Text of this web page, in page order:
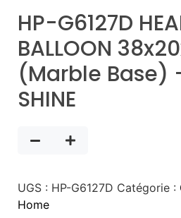
HP-G6127D
BALLOON
(marble Base)
SHINE
UGS : HP-G6127D Catégorie :
Home